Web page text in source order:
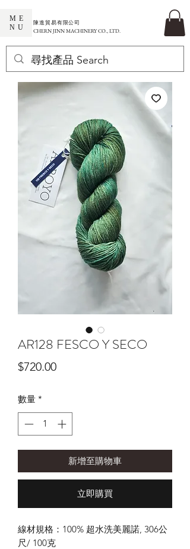
ME
NU
​陳進貿易有限公司
CHERN JINN MACHINERY CO., LTD.
AR128 FESCO Y SECO
$720.00價
數量 *
新增至購物車
立即購買
線材規格：100% 超水洗美麗諾, 306公
尺/ 100克